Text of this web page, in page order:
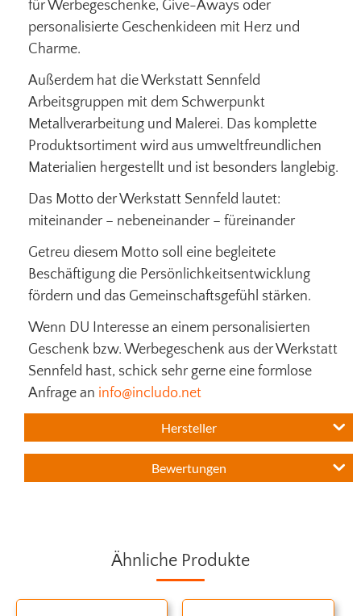
für Werbegeschenke, Give-Aways oder
personalisierte Geschenkideen mit Herz und
Charme.
Außerdem hat die Werkstatt Sennfeld
Arbeitsgruppen mit dem Schwerpunkt
Metallverarbeitung und Malerei. Das komplette
Produktsortiment wird aus umweltfreundlichen
Materialien hergestellt und ist besonders langlebig.
Das Motto der Werkstatt Sennfeld lautet:
miteinander – nebeneinander – füreinander
Getreu diesem Motto soll eine begleitete
Beschäftigung die Persönlichkeitsentwicklung
fördern und das Gemeinschaftsgefühl stärken.
Wenn DU Interesse an einem personalisierten
Geschenk bzw. Werbegeschenk aus der Werkstatt
Sennfeld hast, schick sehr gerne eine formlose
Anfrage an info@includo.net
Hersteller
Bewertungen
Ähnliche Produkte